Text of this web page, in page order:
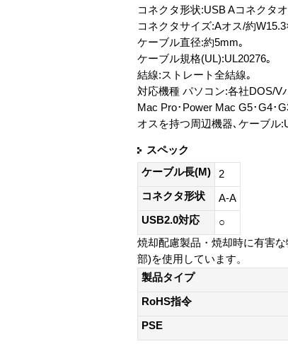
コネクタ形状:USB Aコネクタ
コネクタサイズ:Aオス/約
ケーブル直径:約5mm｡
ケーブル規格(UL):UL20276｡
結線:ストレート全結線｡
対応機種 パソコン:各社DOS/V
Mac Pro･Power Mac G5･G4･
オスを持つ周辺機器､ケーブル
スペック
ケーブル長(M)
2
コネクタ形状
A-A
USB2.0対応
○
焼却配慮製品・焼却時に有害
部)を使用しています。
製品タイプ
RoHS指令
PSE